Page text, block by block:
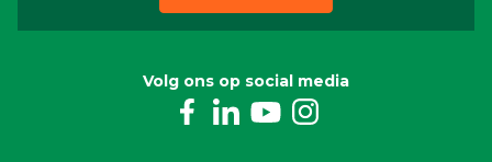
Volg ons op social media